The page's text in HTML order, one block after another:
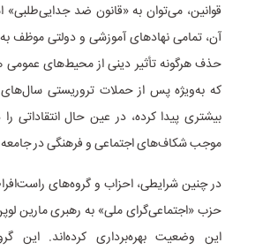
قوانین، می‌توان به «قانون ضد
آن، تمامی نهادهای آموزشی و دولتی موظف
حذف هرگونه تأثیر دینی از محیط‌های
که به‌ویژه پس از حملات تروریستی
بیشتری پیدا کرده، در عین حال انتقاداتی
موجب شکاف‌های اجتماعی و فرهنگی در
در چنین شرایطی، احزاب و گروه‌های
حزب «اجتماعی‌گرای ملی» به رهبری مارین
این وضعیت بهره‌برداری کرده‌اند. این